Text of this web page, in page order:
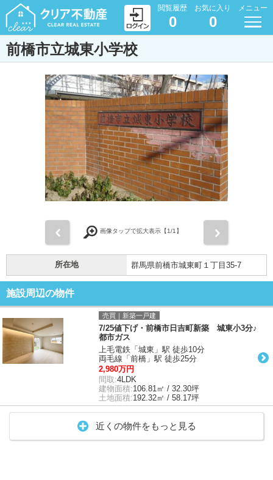
閲覧履歴
0
お気に入り
0
メニュー
前橋市立城東小学校
画像タップで拡大表示【1/1】
所在地 群馬県前橋市城東町１丁目35-7
施設周辺の物件
売買｜新築一戸建
7/25値下げ・前橋市日吉町新築 城東小3分♪
都市ガス
上毛電鉄「城東」駅 徒歩10分
両毛線「前橋」駅 徒歩25分
2,980万円
間取:4LDK
建物面積:106.81㎡ / 32.30坪
土地面積:192.32㎡ / 58.17坪
近くの物件をもっと見る